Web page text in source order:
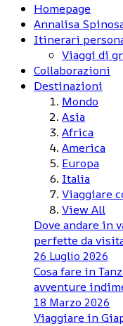
Homepage
Annalisa
Itinerari
Viaggi di
Collaborazioni
Destinazioni
Mondo
Asia
Africa
America
Europa
Italia
Viaggiare
View All
Dove andare in
perfette da
26 Luglio 2026
Cosa fare in
avventure
18 Marzo 2026
Viaggiare in